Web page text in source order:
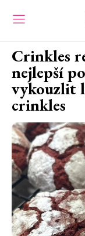
Crinkles
nejlepší
vykouzlit
crinkles